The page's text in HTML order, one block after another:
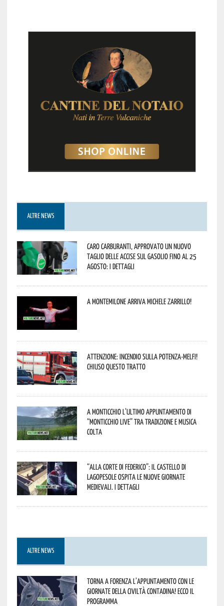
ALTRE NEWS
Caro carburanti, approvato un nuovo
taglio delle accise sul gasolio fino al 25
agosto: i dettagli
A Montemilone arriva Michele Zarrillo!
Attenzione: incendio sulla Potenza-Melfi!
Chiuso questo tratto
A Monticchio l’ultimo appuntamento di
“Monticchio Live” tra tradizione e musica
colta
“Alla corte di Federico”: il Castello di
Lagopesole ospita le nuove Giornate
Medievali. I dettagli
ALTRE NEWS
Torna a Forenza l’appuntamento con le
Giornate della Civiltà Contadina! Ecco il
programma